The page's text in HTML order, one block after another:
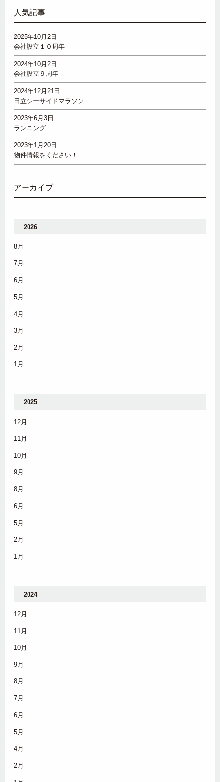
人気記事
2025年10月2日
会社設立１０周年
2024年10月2日
会社設立９周年
2024年12月21日
日立シーサイドマラソン
2023年6月3日
ランニング
2023年1月20日
物件情報をください！
アーカイブ
2026
8月
7月
6月
5月
4月
3月
2月
1月
2025
12月
11月
10月
9月
8月
6月
5月
2月
1月
2024
12月
11月
10月
9月
8月
7月
6月
5月
4月
2月